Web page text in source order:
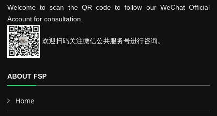
Welcome to scan the QR code to follow our WeChat Official
Account for consultation.
欢迎扫码关注微信公共服务号进行咨询。
ABOUT FSP
Home